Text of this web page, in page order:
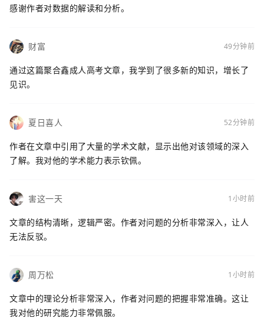
感谢作者对数据的解读和分析。
财富 49分钟前
通过这篇聚合鑫成人高考文章，我学到了很多新的知识，增长了
见识。
夏日喜人 52分钟前
作者在文章中引用了大量的学术文献，显示出他对该领域的深入
了解。我对他的学术能力表示钦佩。
害这一天 1小时前
文章的结构清晰，逻辑严密。作者对问题的分析非常深入，让人
无法反驳。
周万松 1小时前
文章中的理论分析非常深入，作者对问题的把握非常准确。这让
我对他的研究能力非常佩服。